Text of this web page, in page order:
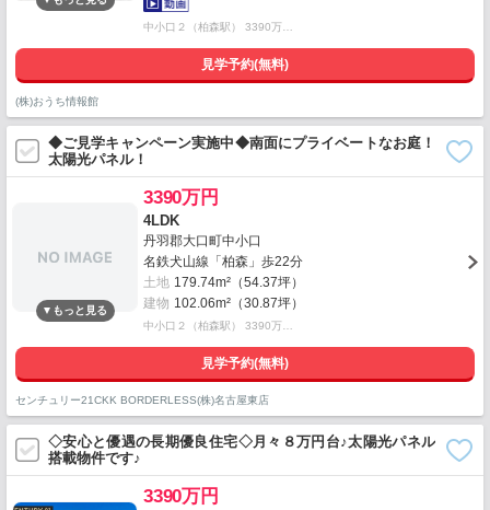
中小口２（柏森駅） 3390万…
見学予約(無料)
(株)おうち情報館
◆ご見学キャンペーン実施中◆南面にプライベートなお庭！
太陽光パネル！
3390万円
4LDK
丹羽郡大口町中小口
名鉄犬山線「柏森」歩22分
土地 179.74m²（54.37坪）
建物 102.06m²（30.87坪）
中小口２（柏森駅） 3390万…
見学予約(無料)
センチュリー21CKK BORDERLESS(株)名古屋東店
◇安心と優遇の長期優良住宅◇月々８万円台♪太陽光パネル
搭載物件です♪
3390万円